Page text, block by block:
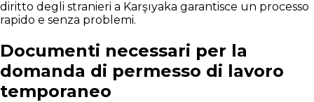
diritto degli stranieri a Karşıyaka garantisce un processo
rapido e senza problemi.
Documenti necessari per la
domanda di permesso di lavoro
temporaneo